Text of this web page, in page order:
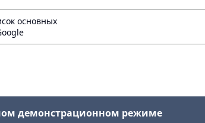
основных
демонстрационном режиме